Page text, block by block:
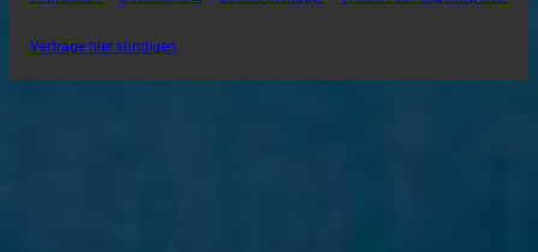
Verträge hier kündigen